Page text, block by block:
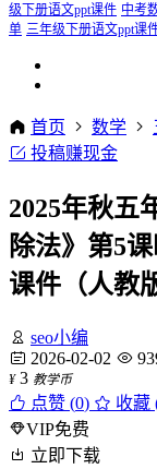
级下册语文ppt课件 中考
单 三年级下册语文ppt课
首页 数学
投稿赚现金
2025年秋五
除法》第5
课件（人教
seo小编
2026-02-02
¥ 3 教学币
点赞 (0)
收藏
VIP免费
立即下载